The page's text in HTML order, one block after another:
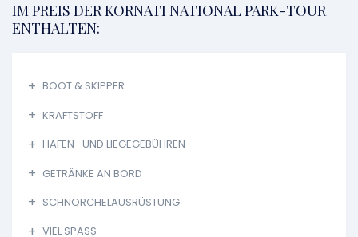
IM PREIS DER KORNATI NATIONAL PARK-TOUR
ENTHALTEN:
BOOT & SKIPPER
KRAFTSTOFF
HAFEN- UND LIEGEGEBÜHREN
GETRÄNKE AN BORD
SCHNORCHELAUSRÜSTUNG
VIEL SPASS